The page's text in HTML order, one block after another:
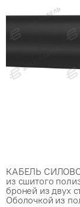
КАБЕЛЬ
из сшитого
броней из двух
Оболочкой из